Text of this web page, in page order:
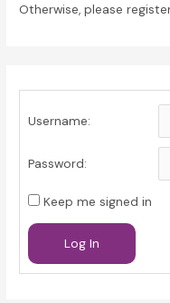
Otherwise, please
Username:
Password:
Keep me signed in
Log In